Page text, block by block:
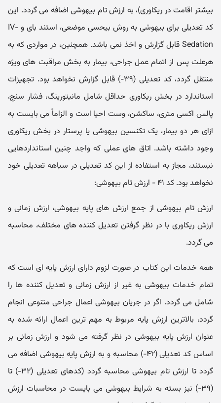
بیشتر اقامت در ریکاوری)، به ارزش تام بیهوشی اضافه می گردد. این
کد تعدیلی برای بیهوشی به روش بیحسی موضعی، استند بای و IV-
Sedation قابل گزارش و اخذ نمی باشد. همچنین، در مواردی که به
هرعلت پس از اتمام عمل جراحی، بیمار به بخش مراقبت های ویژه
منتقل گردد، کد تعدیلی (۳۹-) قابل گزارش نخواهد بود. تجهیزات
استاندارد در بخش ریکاوری حداقل شامل مانیتورینگ، فشار سنج،
پالس اکسی متری، ساکشن، وست احیا است و الزاماً می بایست به
ازای هر دو بیمار، یک تکنسین بیهوشی یا پرستار در بخش ریکاوری
وجود داشته باشد. اتاق های عملی که واجد چنین استانداردهایی
نیستند، مجاز به استفاده از این کد تعدیلی در سیاهه تعدیلی خود
نخواهد بود. کد ۴۱ - ارزش تام بیهوشی:
ارزش تام بیهوشی از جمع ارزش های پایه بیهوشی، ارزش زمانی و
ارزش ریکاوری با در نظر گرفتن تعدیل کننده های مختلف، محاسبه
می گردد.
همه خدمات این کتاب در صورت لزوم دارای ارزش پایه ای است که
تمام خدمات بیهوشی به غیر از ارزش زمانی و تعدیل کننده ها را
شامل می گردد. اگر در جریان بیهوشی اعمال جراحی متنوعی انجام
گردد، بالاترین ارزش پایه مربوط به مهم ترین اعمال ارائه شده به
عنوان ارزش پایه بیهوشی در نظر گرفته می شود و ارزش زمانی بر
اساس کد تعدیلی (۴۲-) محاسبه و به ارزش پایه بیهوشی اضافه می
گردد تا ارزش تام بیهوشی محاسبه گردد (کدهای تعدیلی (۳۲-) تا
(۳۹-) نیز بسته به شرایط بیهوشی می بایست در محاسبات ارزش